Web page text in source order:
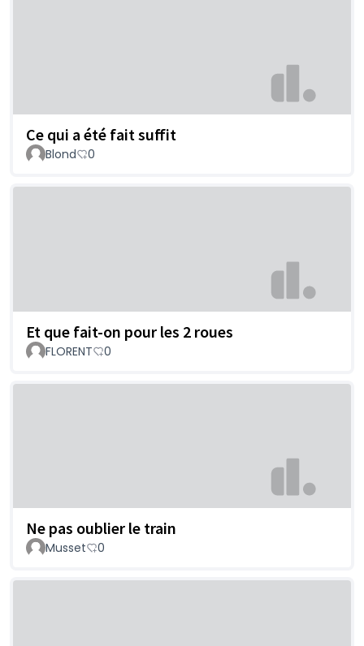
Ce qui a été fait suffit
Blond 0
Et que fait-on pour les 2 roues
FLORENT 0
Ne pas oublier le train
Musset 0